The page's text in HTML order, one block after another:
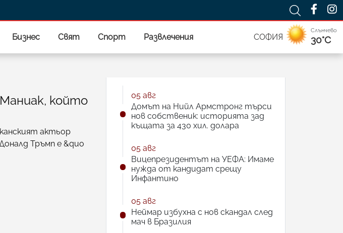
Бизнес Свят Спорт Развлечения СОФИЯ
Слънчево
30°C
който
актьор
Тръмп е &quo
05 авг
Домът на Нийл Армстронг търси
нов собственик: историята зад
къщата за 430 хил. долара
05 авг
Вицепрезидентът на УЕФА: Имаме
нужда от кандидат срещу
Инфантино
05 авг
Неймар избухна с нов скандал след
мач в Бразилия